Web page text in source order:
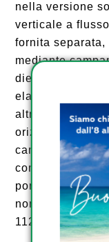
nella versione
verticale a
fornita
mediante
diesel tramite
elastico o
altre alternative
orizzontalmente
camicia di
complete di
portata e
normative UNI
11292.